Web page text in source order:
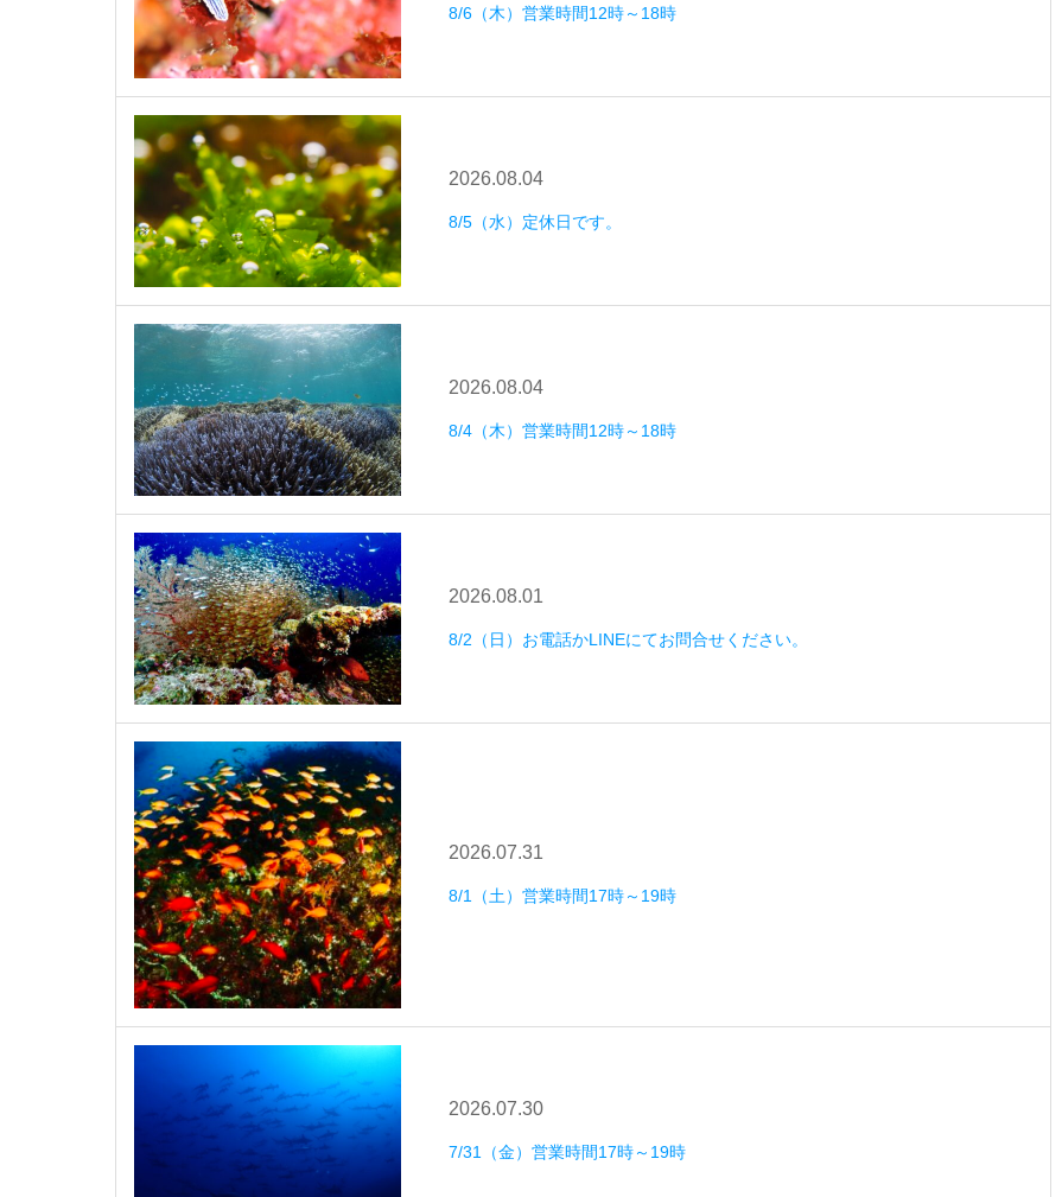
8/6（木）営業時間12時～18時
2026.08.04
8/5（水）定休日です。
2026.08.04
8/4（木）営業時間12時～18時
2026.08.01
8/2（日）お電話かLINEにてお問合せください。
2026.07.31
8/1（土）営業時間17時～19時
2026.07.30
7/31（金）営業時間17時～19時